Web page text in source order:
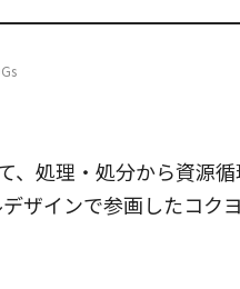
、処理・処分から資源
ザインで参画したコク